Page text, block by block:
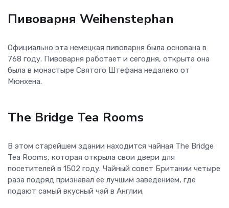
Пивоварня Weihenstephan
Официально эта немецкая пивоварня была основана в
768 году. Пивоварня работает и сегодня, открыта она
была в монастыре Святого Штефана недалеко от
Мюнхена.
The Bridge Tea Rooms
В этом старейшем здании находится чайная The Bridge
Tea Rooms, которая открыла свои двери для
посетителей в 1502 году. Чайный совет Британии четыре
раза подряд признавал ее лучшим заведением, где
подают самый вкусный чай в Англии.